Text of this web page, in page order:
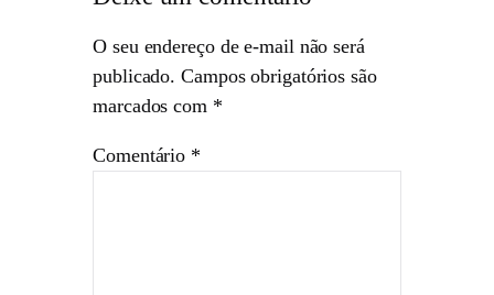
O seu endereço de e-mail não será
publicado. Campos obrigatórios são
marcados com *
Comentário *